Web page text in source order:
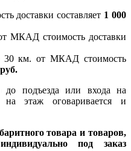
доставки составляет 1 000
МКАД стоимость доставки
30 км. от МКАД стоимость
до подъезда или входа на
на этаж оговаривается и
товара и товаров,
под заказ